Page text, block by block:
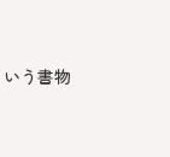
う書物